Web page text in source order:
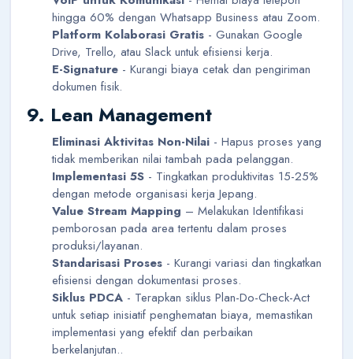
hingga 60% dengan Whatsapp Business atau Zoom.
Platform Kolaborasi Gratis - Gunakan Google
Drive, Trello, atau Slack untuk efisiensi kerja.
E-Signature - Kurangi biaya cetak dan pengiriman
dokumen fisik.
9. Lean Management
Eliminasi Aktivitas Non-Nilai - Hapus proses yang
tidak memberikan nilai tambah pada pelanggan.
Implementasi 5S - Tingkatkan produktivitas 15-25%
dengan metode organisasi kerja Jepang.
Value Stream Mapping – Melakukan Identifikasi
pemborosan pada area tertentu dalam proses
produksi/layanan.
Standarisasi Proses - Kurangi variasi dan tingkatkan
efisiensi dengan dokumentasi proses.
Siklus PDCA - Terapkan siklus Plan-Do-Check-Act
untuk setiap inisiatif penghematan biaya, memastikan
implementasi yang efektif dan perbaikan
berkelanjutan..